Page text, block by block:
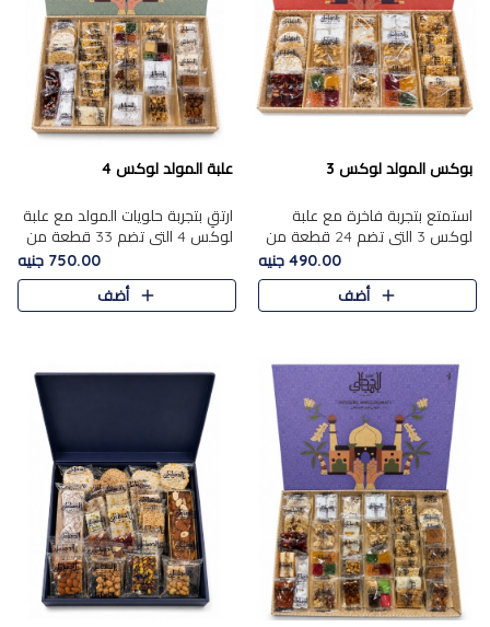
بوكس المولد لوكس 3
استمتع بتجربة فاخرة مع علبة
لوكس 3 التي تضم 24 قطعة من
أشهر حلويات المولد الشرقية
المختارة بعناية. تحتوي التشكيلة
على الجزرية بالفول، والملب..
490.00 جنيه
أضف
علبة المولد لوكس 4
ارتقِ بتجربة حلويات المولد مع علبة
لوكس 4 التي تضم 33 قطعة من
تشكيلة فاخرة ومتنوعة من أشهر
الأصناف الشرقية. تحتوي العلبة على
الجزرية بالفول،..
750.00 جنيه
أضف